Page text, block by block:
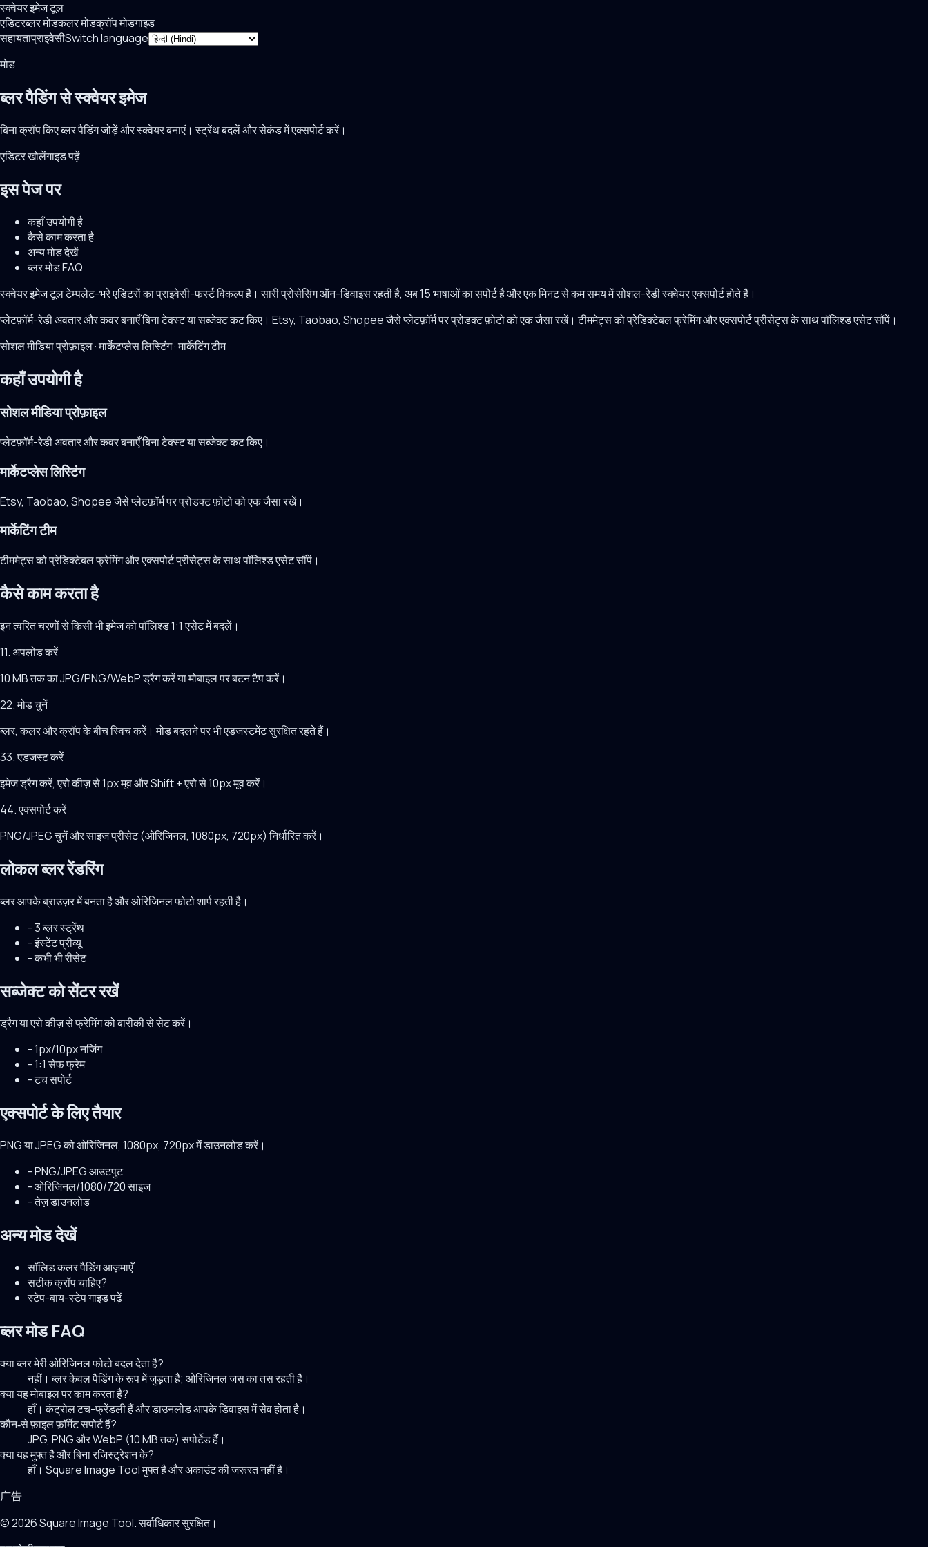
स्क्वेयर इमेज टूल
एडिटरब्लर मोडकलर मोडक्रॉप मोडगाइड
सहायताप्राइवेसीSwitch language
मोड
ब्लर पैडिंग से स्क्वेयर इमेज
बिना क्रॉप किए ब्लर पैडिंग जोड़ें और स्क्वेयर बनाएं। स्ट्रेंथ बदलें और सेकंड में एक्सपोर्ट करें।
एडिटर खोलेंगाइड पढ़ें
इस पेज पर
कहाँ उपयोगी है
कैसे काम करता है
अन्य मोड देखें
ब्लर मोड FAQ
स्क्वेयर इमेज टूल टेम्पलेट-भरे एडिटरों का प्राइवेसी-फर्स्ट विकल्प है। सारी प्रोसेसिंग ऑन-डिवाइस रहती है, अब 15 भाषाओं का सपोर्ट है और एक मिनट से कम समय में सोशल-रेडी स्क्वेयर एक्सपोर्ट होते हैं।
प्लेटफ़ॉर्म-रेडी अवतार और कवर बनाएँ बिना टेक्स्ट या सब्जेक्ट कट किए। Etsy, Taobao, Shopee जैसे प्लेटफ़ॉर्म पर प्रोडक्ट फ़ोटो को एक जैसा रखें। टीममेट्स को प्रेडिक्टेबल फ्रेमिंग और एक्सपोर्ट प्रीसेट्स के साथ पॉलिश्ड एसेट सौंपें।
सोशल मीडिया प्रोफ़ाइल · मार्केटप्लेस लिस्टिंग · मार्केटिंग टीम
कहाँ उपयोगी है
सोशल मीडिया प्रोफ़ाइल
प्लेटफ़ॉर्म-रेडी अवतार और कवर बनाएँ बिना टेक्स्ट या सब्जेक्ट कट किए।
मार्केटप्लेस लिस्टिंग
Etsy, Taobao, Shopee जैसे प्लेटफ़ॉर्म पर प्रोडक्ट फ़ोटो को एक जैसा रखें।
मार्केटिंग टीम
टीममेट्स को प्रेडिक्टेबल फ्रेमिंग और एक्सपोर्ट प्रीसेट्स के साथ पॉलिश्ड एसेट सौंपें।
कैसे काम करता है
इन त्वरित चरणों से किसी भी इमेज को पॉलिश्ड 1:1 एसेट में बदलें।
11. अपलोड करें
10 MB तक का JPG/PNG/WebP ड्रैग करें या मोबाइल पर बटन टैप करें।
22. मोड चुनें
ब्लर, कलर और क्रॉप के बीच स्विच करें। मोड बदलने पर भी एडजस्टमेंट सुरक्षित रहते हैं।
33. एडजस्ट करें
इमेज ड्रैग करें, एरो कीज़ से 1px मूव और Shift + एरो से 10px मूव करें।
44. एक्सपोर्ट करें
PNG/JPEG चुनें और साइज प्रीसेट (ओरिजिनल, 1080px, 720px) निर्धारित करें।
लोकल ब्लर रेंडरिंग
ब्लर आपके ब्राउज़र में बनता है और ओरिजिनल फोटो शार्प रहती है।
-3 ब्लर स्ट्रेंथ
-इंस्टेंट प्रीव्यू
-कभी भी रीसेट
सब्जेक्ट को सेंटर रखें
ड्रैग या एरो कीज़ से फ्रेमिंग को बारीकी से सेट करें।
-1px/10px नजिंग
-1:1 सेफ फ्रेम
-टच सपोर्ट
एक्सपोर्ट के लिए तैयार
PNG या JPEG को ओरिजिनल, 1080px, 720px में डाउनलोड करें।
-PNG/JPEG आउटपुट
-ओरिजिनल/1080/720 साइज
-तेज़ डाउनलोड
अन्य मोड देखें
सॉलिड कलर पैडिंग आज़माएँ
सटीक क्रॉप चाहिए?
स्टेप-बाय-स्टेप गाइड पढ़ें
ब्लर मोड FAQ
क्या ब्लर मेरी ओरिजिनल फोटो बदल देता है?
नहीं। ब्लर केवल पैडिंग के रूप में जुड़ता है; ओरिजिनल जस का तस रहती है।
क्या यह मोबाइल पर काम करता है?
हाँ। कंट्रोल टच-फ्रेंडली हैं और डाउनलोड आपके डिवाइस में सेव होता है।
कौन‑से फ़ाइल फ़ॉर्मेट सपोर्ट हैं?
JPG, PNG और WebP (10 MB तक) सपोर्टेड हैं।
क्या यह मुफ्त है और बिना रजिस्ट्रेशन के?
हाँ। Square Image Tool मुफ्त है और अकाउंट की जरूरत नहीं है।
广告
© 2026 Square Image Tool. सर्वाधिकार सुरक्षित।